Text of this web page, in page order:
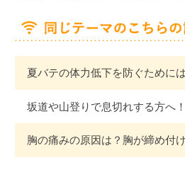
夏バテの体力低下を防ぐために
坂道や山登りで息切れする方へ
胸の痛みの原因は？胸が締め付